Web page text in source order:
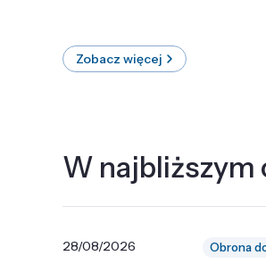
Zobacz więcej
W najbliższym
28/08/2026 Obrona